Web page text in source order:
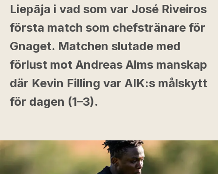
Liepāja i vad som var José Riveiros
första match som chefstränare för
Gnaget. Matchen slutade med
förlust mot Andreas Alms manskap
där Kevin Filling var AIK:s målskytt
för dagen (1–3).